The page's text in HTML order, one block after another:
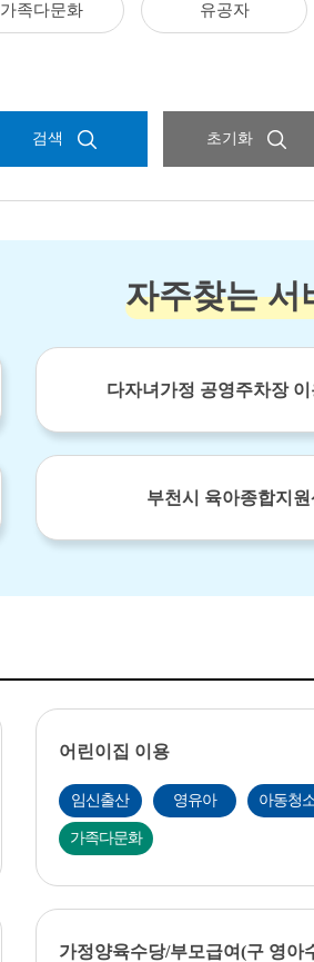
가족다문화 유공자
검색 초기화
자주찾는 서
다자녀가정 공영주차장 이
부천시 육아종합지원
어린이집 이용
임신출산 영유아 아동청
가족다문화
가정양육수당/부모급여(구 영아